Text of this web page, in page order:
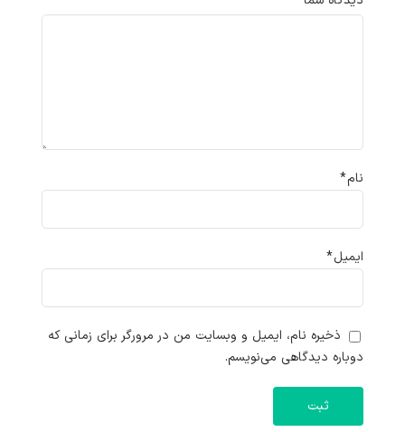
نام*
ایمیل*
ذخیره نام، ایمیل و وبسایت من در مرورگر برای زمانی که
دوباره دیدگاهی می‌نویسم.